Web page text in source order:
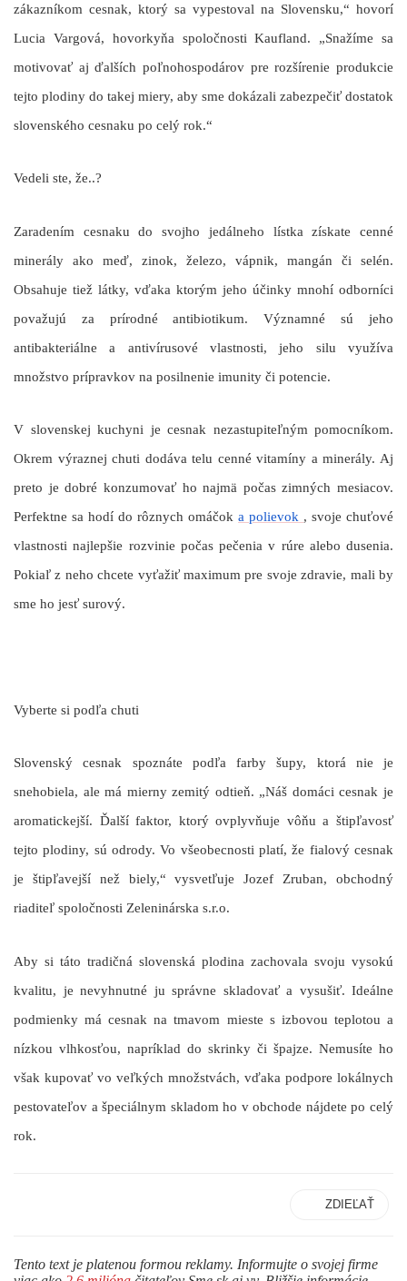
zákazníkom cesnak, ktorý sa vypestoval na Slovensku,“ hovorí
Lucia Vargová, hovorkyňa spoločnosti Kaufland. „Snažíme sa
motivovať aj ďalších poľnohospodárov pre rozšírenie produkcie
tejto plodiny do takej miery, aby sme dokázali zabezpečiť dostatok
slovenského cesnaku po celý rok.“
Vedeli ste, že..?
Zaradením cesnaku do svojho jedálneho lístka získate cenné
minerály ako meď, zinok, železo, vápnik, mangán či selén.
Obsahuje tiež látky, vďaka ktorým jeho účinky mnohí odborníci
považujú za prírodné antibiotikum. Významné sú jeho
antibakteriálne a antivírusové vlastnosti, jeho silu využíva
množstvo prípravkov na posilnenie imunity či potencie.
V slovenskej kuchyni je cesnak nezastupiteľným pomocníkom.
Okrem výraznej chuti dodáva telu cenné vitamíny a minerály. Aj
preto je dobré konzumovať ho najmä počas zimných mesiacov.
Perfektne sa hodí do rôznych omáčok a polievok , svoje chuťové
vlastnosti najlepšie rozvinie počas pečenia v rúre alebo dusenia.
Pokiaľ z neho chcete vyťažiť maximum pre svoje zdravie, mali by
sme ho jesť surový.
Vyberte si podľa chuti
Slovenský cesnak spoznáte podľa farby šupy, ktorá nie je
snehobiela, ale má mierny zemitý odtieň. „Náš domáci cesnak je
aromatickejší. Ďalší faktor, ktorý ovplyvňuje vôňu a štipľavosť
tejto plodiny, sú odrody. Vo všeobecnosti platí, že fialový cesnak
je štipľavejší než biely,“ vysvetľuje Jozef Zruban, obchodný
riaditeľ spoločnosti Zeleninárska s.r.o.
Aby si táto tradičná slovenská plodina zachovala svoju vysokú
kvalitu, je nevyhnutné ju správne skladovať a vysušiť. Ideálne
podmienky má cesnak na tmavom mieste s izbovou teplotou a
nízkou vlhkosťou, napríklad do skrinky či špajze. Nemusíte ho
však kupovať vo veľkých množstvách, vďaka podpore lokálnych
pestovateľov a špeciálnym skladom ho v obchode nájdete po celý
rok.
ZDIEĽAŤ
Tento text je platenou formou reklamy. Informujte o svojej firme